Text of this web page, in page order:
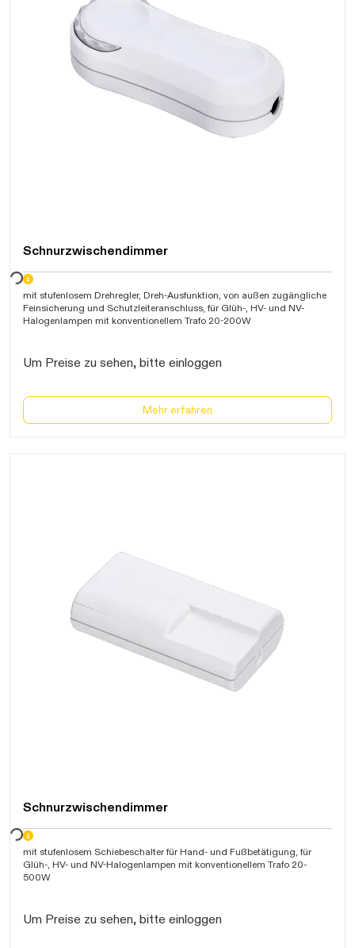
Schnurzwischendimmer
mit stufenlosem Drehregler, Dreh-Ausfunktion, von außen zugängliche
Feinsicherung und Schutzleiteranschluss, für Glüh-, HV- und NV-
Halogenlampen mit konventionellem Trafo 20-200W
Um Preise zu sehen, bitte einloggen
Mehr erfahren
Schnurzwischendimmer
mit stufenlosem Schiebeschalter für Hand- und Fußbetätigung, für
Glüh-, HV- und NV-Halogenlampen mit konventionellem Trafo 20-
500W
Um Preise zu sehen, bitte einloggen